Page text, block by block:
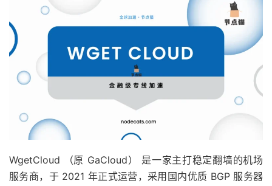
WgetCloud （原 GaCloud） 是一家主打稳定翻墙的机场
服务商，于 2021 年正式运营，采用国内优质 BGP 服务器